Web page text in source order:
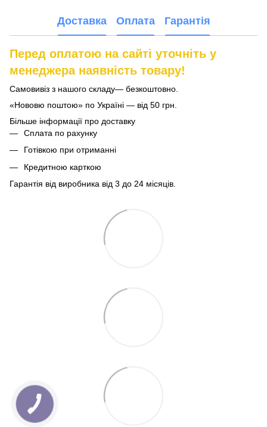
Доставка Оплата Гарантія
Перед оплатою на сайті уточніть у
менеджера наявність товару!
Самовивіз з нашого складу— безкоштовно.
«Нововю поштою» по Україні — від 50 грн.
Більше інформації про доставку
Сплата по рахунку
Готівкою при отриманні
Кредитною карткою
Гарантія від виробника від 3 до 24 місяців.